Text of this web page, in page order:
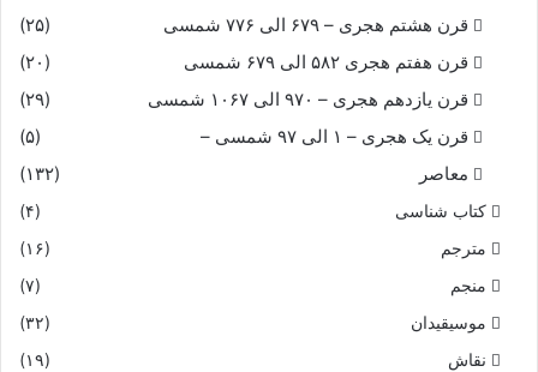
قرن هشتم هجری – ۶۷۹ الی ۷۷۶ شمسی
(۲۵)
قرن هفتم هجری ۵۸۲ الی ۶۷۹ شمسی
(۲۰)
قرن یازدهم هجری – ۹۷۰ الی ۱۰۶۷ شمسی
(۲۹)
قرن یک هجری – ۱ الی ۹۷ شمسی –
(۵)
معاصر
(۱۳۲)
کتاب شناسی
(۴)
مترجم
(۱۶)
منجم
(۷)
موسیقیدان
(۳۲)
نقاش
(۱۹)